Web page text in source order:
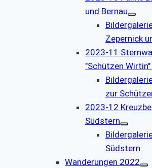
und Bernau
Zepernick
2023-11
"Schützen
zur
2023-12
Südstern
Südstern
Wanderungen 2022